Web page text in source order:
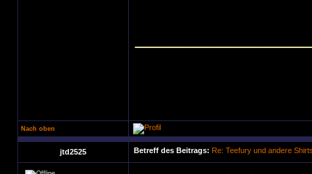
Nach oben
jtd2525 Betreff des Beitrags: Re: Teefury und andere